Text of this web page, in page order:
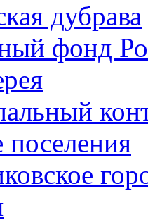
дубрава
фонд
поселения